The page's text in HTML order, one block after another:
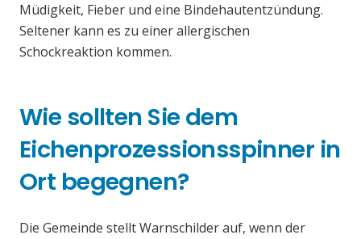
Müdigkeit, Fieber und eine Bindehautentzündung.
Seltener kann es zu einer allergischen
Schockreaktion kommen.
Wie sollten Sie dem
Eichenprozessionsspinner in
Ort begegnen?
Die Gemeinde stellt Warnschilder auf, wenn der